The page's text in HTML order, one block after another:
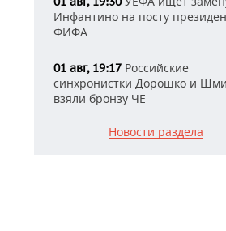
Инфантино на посту
ФИФА
01 авг, 19:17 Российские
синхронистки Дорошко и
взяли бронзу ЧЕ
Новости раздела